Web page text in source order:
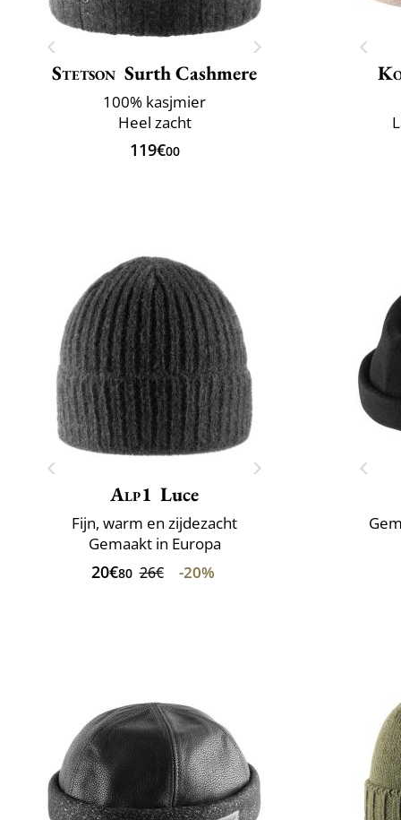
Stetson Surth Cashmere
100% kasjmier
Heel zacht
119€00
Alp1 Luce
Fijn, warm en zijdezacht
Gemaakt in Europa
20€80 26€ -20%